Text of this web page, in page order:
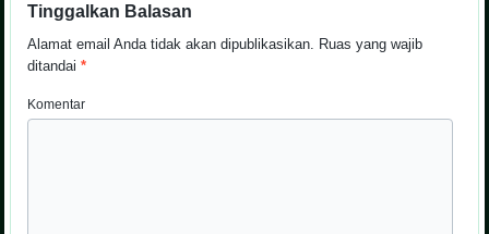
Tinggalkan Balasan
Alamat email Anda tidak akan dipublikasikan.
Ruas yang wajib
ditandai*
Komentar